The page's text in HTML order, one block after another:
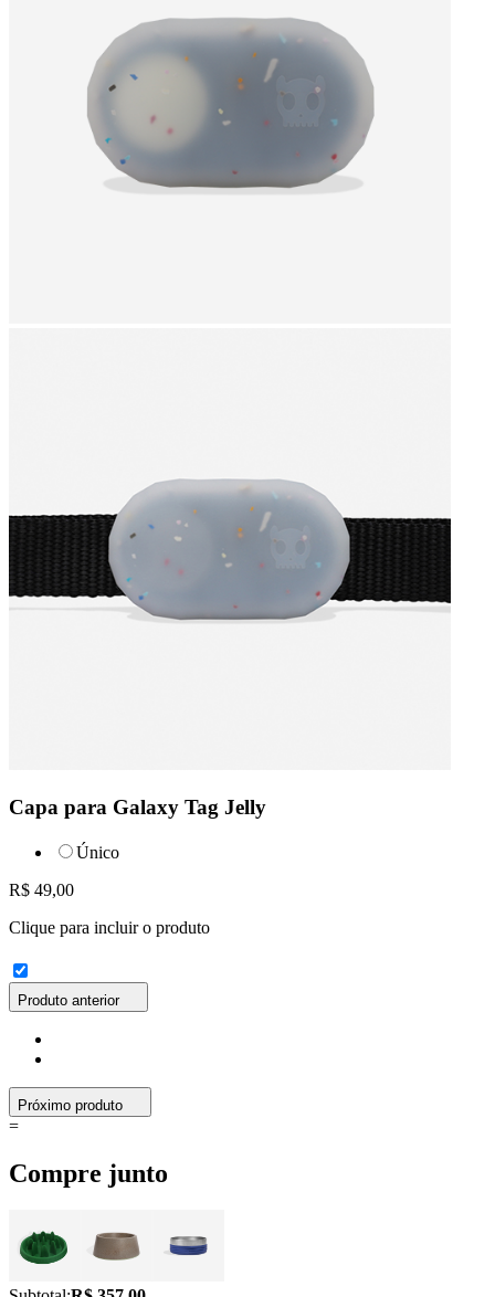
Capa para Galaxy Tag Jelly
Único
R$ 49,00
Clique para incluir o produto
Produto anterior
Próximo produto
=
Compre junto